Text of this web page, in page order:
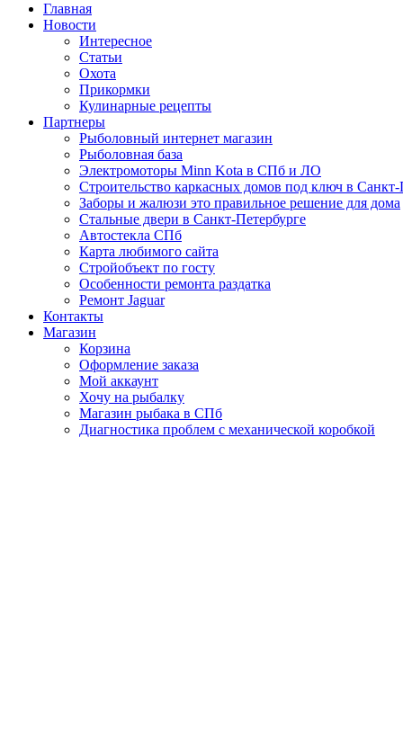
Главная
Новости
Интересное
Статьи
Охота
Прикормки
Кулинарные рецепты
Партнеры
Рыболовный интернет магазин
Рыболовная база
Электромоторы Minn Kota в СПб и ЛО
Строительство каркасных домов под ключ в Санкт-
Заборы и жалюзи это правильное решение для дома
Стальные двери в Санкт-Петербурге
Автостекла СПб
Карта любимого сайта
Стройобъект по госту
Особенности ремонта раздатка
Ремонт Jaguar
Контакты
Магазин
Корзина
Оформление заказа
Мой аккаунт
Хочу на рыбалку
Магазин рыбака в СПб
Диагностика проблем с механической коробкой